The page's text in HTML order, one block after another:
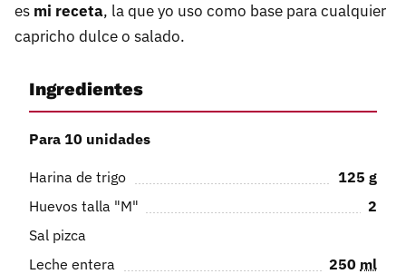
es mi receta, la que yo uso como base para cualquier
capricho dulce o salado.
Ingredientes
Para 10 unidades
Harina de trigo 125 g
Huevos talla "M"
2
Sal pizca
Leche entera
250 ml